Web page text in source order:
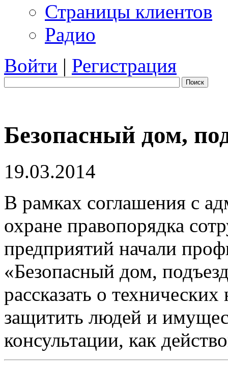
Страницы клиентов
Радио
Войти | Регистрация
Поиск
Безопасный дом,
19.03.2014
В рамках соглашения с
охране правопорядка
предприятий начали
«Безопасный дом,
рассказать о
защитить людей и
консультации, как